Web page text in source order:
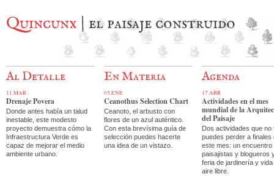
Quincunx | el paisaje construido
Al Detalle
11.MAR
Drenaje Povera
Donde antes había un talud
inestable, este modesto
proyecto demuestra cómo la
Infraestructura Verde es
capaz de mejorar el medio
ambiente urbano.
En Materia
05.ENE
Ceanothus Selection Chart
Ceanoto, el arbusto con
flores de un azul auténtico.
Con esta brevísima guía de
selección puedes hacerte
una idea de un vistazo.
Agenda
17.ABR
Actividades en el mes
mundial de la
del Paisaje
Dos actividades que no
puedes perder a finales
este mes: un encuentro
paisajistas y blogueros
feria de jardinería y vida
aire libre.